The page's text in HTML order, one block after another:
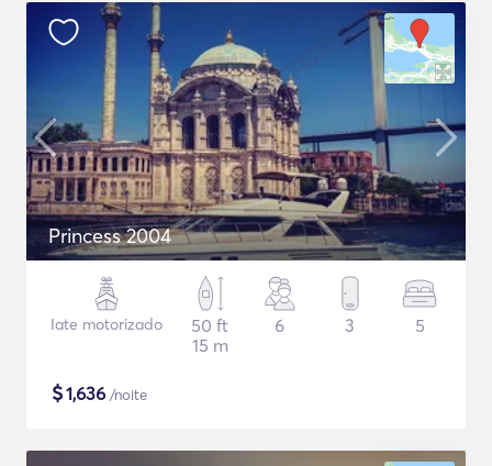
Princess 2004
Iate motorizado
50 ft
15 m
6 3 5
$1,636 /noite